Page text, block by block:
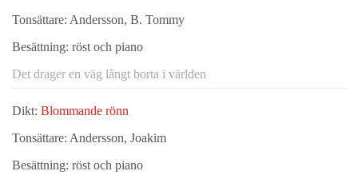
Tonsättare: Andersson, B. Tommy
Besättning: röst och piano
Det drager en väg långt borta i världen
Dikt: Blommande rönn
Tonsättare: Andersson, Joakim
Besättning: röst och piano